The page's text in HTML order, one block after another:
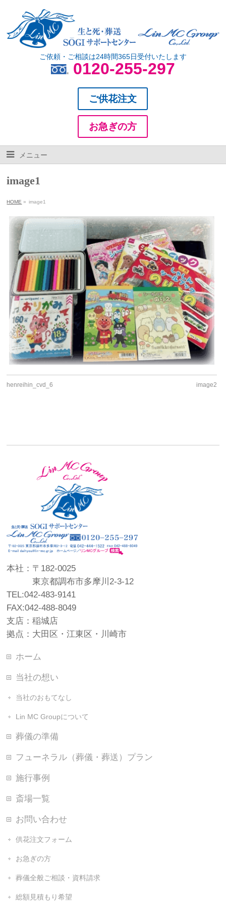
ご依頼・ご相談は24時間365日受付いたします
0120-255-297
ご供花注文
お急ぎの方
メニュー
image1
HOME » image1
henreihin_cvd_6 image2
本社：〒182-0025
東京都調布市多摩川2-3-12
TEL:042-483-9141
FAX:042-488-8049
支店：稲城店
拠点：大田区・江東区・川崎市
ホーム
当社の想い
当社のおもてなし
Lin MC Groupについて
葬儀の準備
フューネラル（葬儀・葬送）プラン
施行事例
斎場一覧
お問い合わせ
供花注文フォーム
お急ぎの方
葬儀全般ご相談・資料請求
総額見積もり希望